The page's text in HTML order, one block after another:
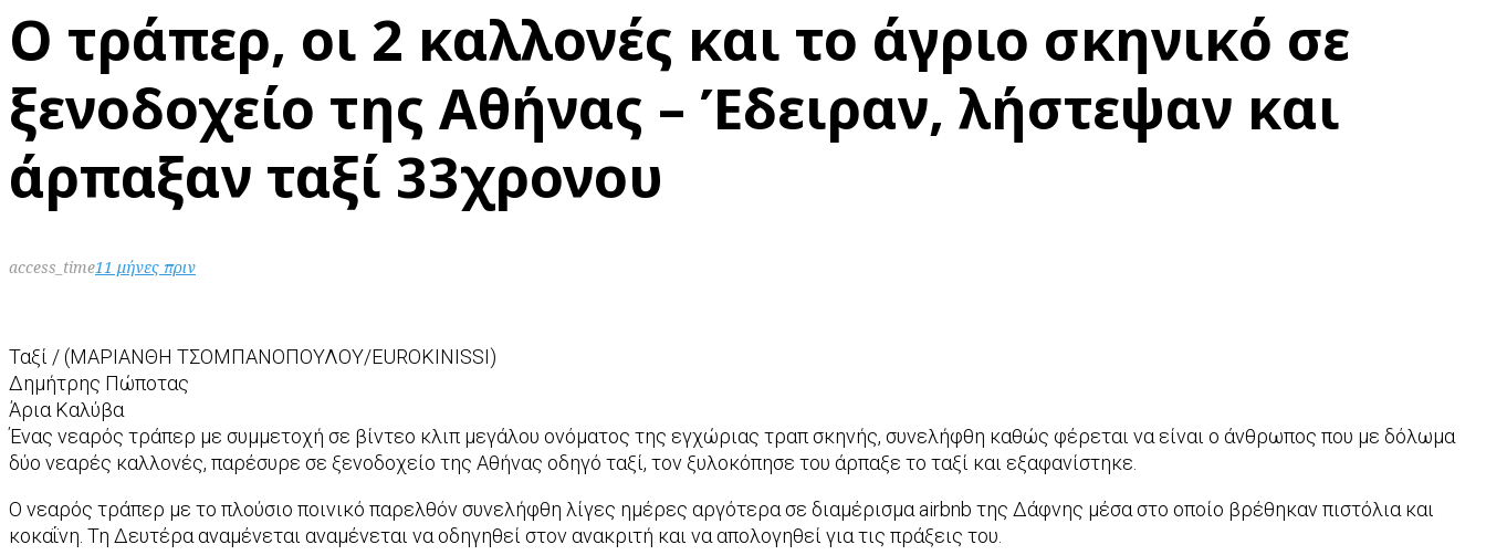
Ο τράπερ, οι 2 καλλονές και το άγριο σκηνικό σε
ξενοδοχείο της Αθήνας – Έδειραν, λήστεψαν και
άρπαξαν ταξί 33χρονου
access_time11 μήνες πριν
Ταξί / (ΜΑΡΙΑΝΘΗ ΤΣΟΜΠΑΝΟΠΟΥΛΟΥ/EUROKINISSI)
Δημήτρης Πώποτας
Άρια Καλύβα
Ένας νεαρός τράπερ με συμμετοχή σε βίντεο κλιπ μεγάλου ονόματος της εγχώριας τραπ σκηνής, συνελήφθη καθώς φέρεται να είναι ο άνθρωπος που με δόλωμα
δύο νεαρές καλλονές, παρέσυρε σε ξενοδοχείο της Αθήνας οδηγό ταξί, τον ξυλοκόπησε του άρπαξε το ταξί και εξαφανίστηκε.
Ο νεαρός τράπερ με το πλούσιο ποινικό παρελθόν συνελήφθη λίγες ημέρες αργότερα σε διαμέρισμα airbnb της Δάφνης μέσα στο οποίο βρέθηκαν πιστόλια και
κοκαΐνη. Τη Δευτέρα αναμένεται αναμένεται να οδηγηθεί στον ανακριτή και να απολογηθεί για τις πράξεις του.